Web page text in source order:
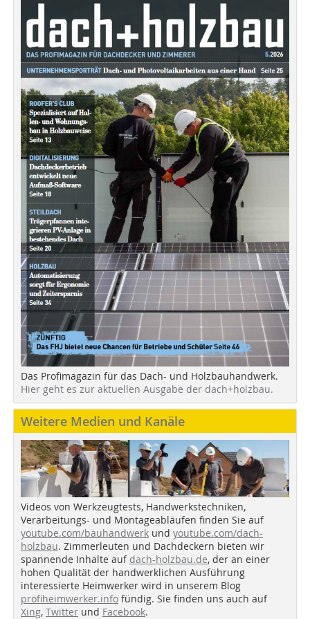
Das Profimagazin für das Dach- und Holzbauhandwerk.
Hier geht es zur aktuellen Ausgabe der dach+holzbau.
Weitere Medien und Kanäle
Videos von Werkzeugtests, Handwerkstechniken,
Verarbeitungs- und Montageabläufen finden Sie auf
youtube.com/bauhandwerk und youtube.com/dach-
holzbau. Zimmerleuten und Dachdeckern bieten wir
spannende Inhalte auf dach-holzbau.de, der an einer
hohen Qualität der handwerklichen Ausführung
interessierte Heimwerker wird in unserem Blog
profiheimwerker.info fündig. Sie finden uns auch auf
Xing, Twitter und Facebook.